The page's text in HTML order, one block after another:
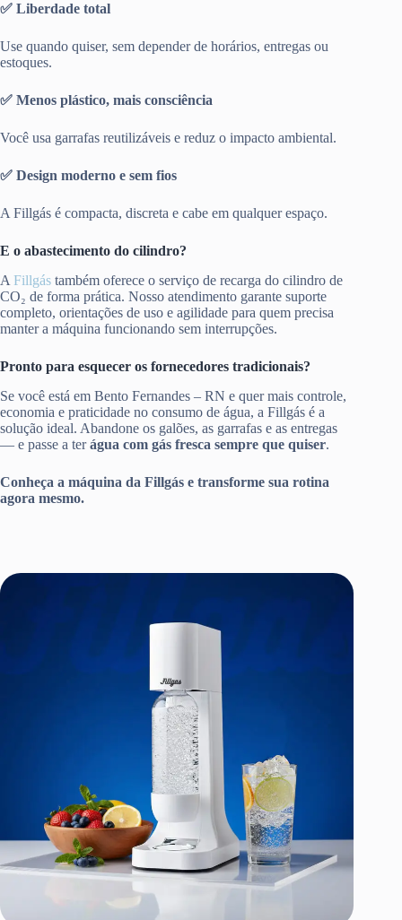
✅ Liberdade total
Use quando quiser, sem depender de horários, entregas ou
estoques.
✅ Menos plástico, mais consciência
Você usa garrafas reutilizáveis e reduz o impacto ambiental.
✅ Design moderno e sem fios
A Fillgás é compacta, discreta e cabe em qualquer espaço.
E o abastecimento do cilindro?
A Fillgás também oferece o serviço de recarga do cilindro de
CO₂ de forma prática. Nosso atendimento garante suporte
completo, orientações de uso e agilidade para quem precisa
manter a máquina funcionando sem interrupções.
Pronto para esquecer os fornecedores tradicionais?
Se você está em Bento Fernandes – RN e quer mais controle,
economia e praticidade no consumo de água, a Fillgás é a
solução ideal. Abandone os galões, as garrafas e as entregas
— e passe a terágua com gás fresca sempre que quiser.
Conheça a máquina da Fillgás e transforme sua rotina
agora mesmo.